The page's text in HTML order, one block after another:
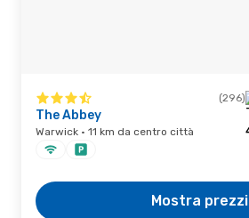
(296)
The Abbey
Warwick · 11 km da centro città
Mostra prezzi